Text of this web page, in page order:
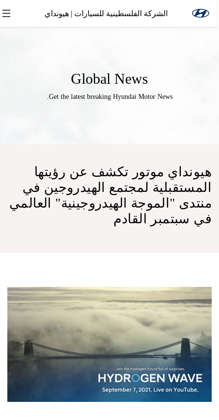
الشركة الفلسطينية للسيارات | هيونداي
Global News
Get the latest breaking Hyundai Motor News.
هيونداي موتور تكشف عن رؤيتها
المستقبلية لمجتمع الهيدروجين في
منتدى "الموجة الهيدروجينية" العالمي
في سبتمبر القادم